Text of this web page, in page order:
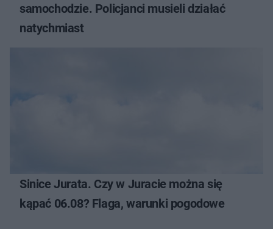
samochodzie. Policjanci musieli działać
natychmiast
Sinice Jurata. Czy w Juracie można się
kąpać 06.08? Flaga, warunki pogodowe